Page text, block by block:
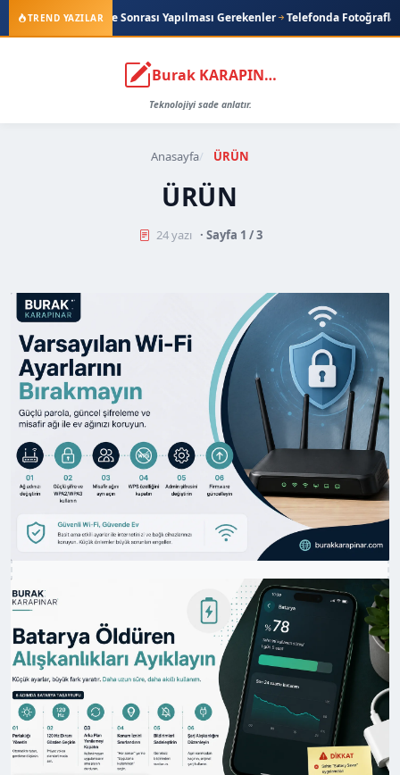
TREND YAZILAR
Sonrası Yapılması Gerekenler Telefonda Fotoğrafları Silmeden
Burak KARAPINAR
Teknolojiyi sade anlatır.
Anasayfa ÜRÜN
ÜRÜN
24 yazı · Sayfa 1 / 3